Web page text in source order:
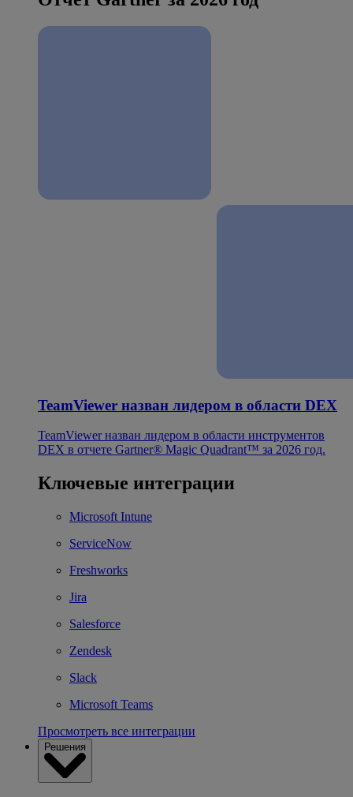
TeamViewer назван лидером в области DEX
TeamViewer назван лидером в области инструментов
DEX в отчете Gartner® Magic Quadrant™ за 2026 год.
Ключевые интеграции
Microsoft Intune
ServiceNow
Freshworks
Jira
Salesforce
Zendesk
Slack
Microsoft Teams
Просмотреть все интеграции
Решения